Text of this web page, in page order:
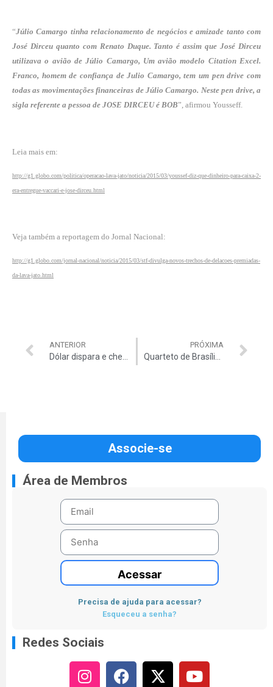
“Júlio Camargo tinha relacionamento de negócios e amizade tanto com
José Dirceu quanto com Renato Duque. Tanto é assim que José Dirceu
utilizava o avião de Júlio Camargo, Um avião modelo Citation Excel.
Franco, homem de confiança de Julio Camargo, tem um pen drive com
todas as movimentações financeiras de Júlio Camargo. Neste pen drive, a
sigla referente a pessoa de JOSE DIRCEU é BOB”, afirmou Yousseff.
Leia mais em:
http://g1.globo.com/politica/operacao-lava-jato/noticia/2015/03/youssef-diz-que-dinheiro-para-caixa-2-
era-entregue-vaccari-e-jose-dirceu.html
Veja também a reportagem do Jornal Nacional:
http://g1.globo.com/jornal-nacional/noticia/2015/03/stf-divulga-novos-trechos-de-delacoes-premiadas-
da-lava-jato.html
ANTERIOR
Dólar dispara e chega a R$ 3,12
PRÓXIMA
Quarteto de Brasília abre o ‘Quintas Musicais’
Associe-se
Área de Membros
Acessar
Precisa de ajuda para acessar?
Esqueceu a senha?
Redes Sociais